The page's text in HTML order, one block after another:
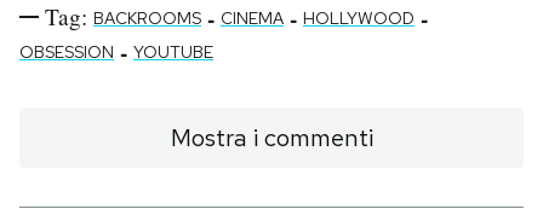
Tag: BACKROOMS - CINEMA - HOLLYWOOD -
OBSESSION - YOUTUBE
Mostra i commenti